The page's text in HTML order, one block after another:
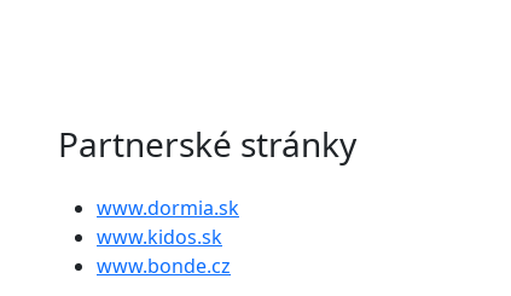
Partnerské stránky
www.dormia.sk
www.kidos.sk
www.bonde.cz